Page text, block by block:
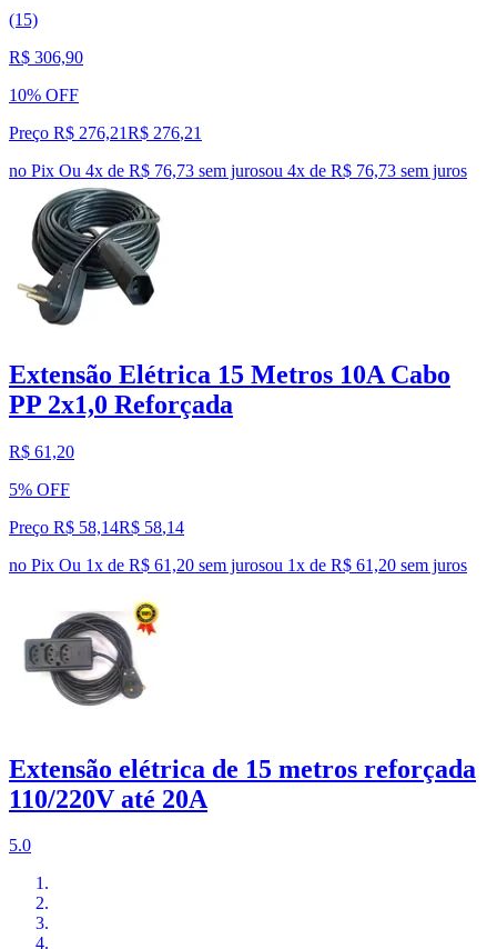
(15)
R$ 306,90
10% OFF
Preço R$ 276,21R$ 276,21
no Pix Ou 4x de R$ 76,73 sem jurosou 4x de R$ 76,73 sem juros
Extensão Elétrica 15 Metros 10A Cabo
PP 2x1,0 Reforçada
R$ 61,20
5% OFF
Preço R$ 58,14R$ 58,14
no Pix Ou 1x de R$ 61,20 sem jurosou 1x de R$ 61,20 sem juros
Extensão elétrica de 15 metros reforçada
110/220V até 20A
5.0